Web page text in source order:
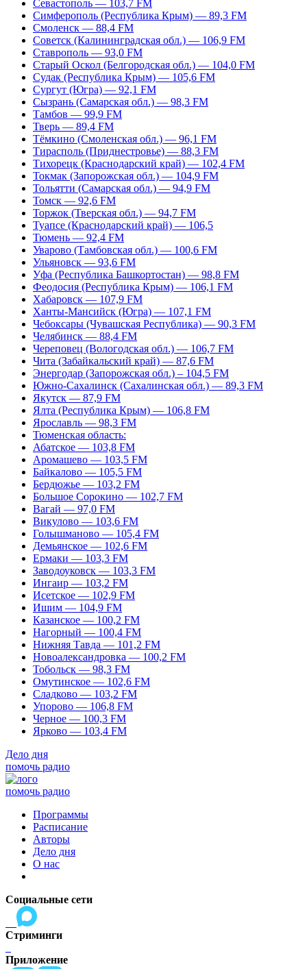
Севастополь — 103,7 FM
Симферополь (Республика Крым) — 89,3 FM
Смоленск — 88,4 FM
Советск (Калининградская обл.) — 106,9 FM
Ставрополь — 93,0 FM
Старый Оскол (Белгородская обл.) — 104,0 FM
Судак (Республика Крым) — 105,6 FM
Сургут (Югра) — 92,1 FM
Сызрань (Самарская обл.) — 98,3 FM
Тамбов — 99,9 FM
Тверь — 89,4 FM
Тёмкино (Смоленская обл.) — 96,1 FM
Тирасполь (Приднестровье) — 88,3 FM
Тихорецк (Краснодарский край) — 102,4 FM
Токмак (Запорожская обл.) — 104,9 FM
Тольятти (Самарская обл.) — 94,9 FM
Томск — 92,6 FM
Торжок (Тверская обл.) — 94,7 FM
Туапсе (Краснодарский край) — 106,5
Тюмень — 92,4 FM
Уварово (Тамбовская обл.) — 100,6 FM
Ульяновск — 93,6 FM
Уфа (Республика Башкортостан) — 98,8 FM
Феодосия (Республика Крым) — 106,1 FM
Хабаровск — 107,9 FM
Ханты-Мансийск (Югра) — 107,1 FM
Чебоксары (Чувашская Республика) — 90,3 FM
Челябинск — 88,4 FM
Череповец (Вологодская обл.) — 106,7 FM
Чита (Забайкальский край) — 87,6 FM
Энергодар (Запорожская обл.) – 104,5 FM
Южно-Сахалинск (Сахалинская обл.) — 89,3 FM
Якутск — 87,9 FM
Ялта (Республика Крым) — 106,8 FM
Ярославль — 98,3 FM
Тюменская область:
Абатское — 103,8 FM
Аромашево — 103,5 FM
Байкалово — 105,5 FM
Бердюжье — 103,2 FM
Большое Сорокино — 102,7 FM
Вагай — 97,0 FM
Викулово — 103,6 FM
Голышманово — 105,4 FM
Демьянское — 102,6 FM
Ермаки — 103,3 FM
Заводоуковск — 103,3 FM
Ингаир — 103,2 FM
Исетское — 102,9 FM
Ишим — 104,9 FM
Казанское — 100,2 FM
Нагорный — 100,4 FM
Нижняя Тавда — 101,2 FM
Новоалександровка — 100,2 FM
Тобольск — 98,3 FM
Омутинское — 102,6 FM
Сладково — 103,2 FM
Упорово — 106,8 FM
Черное — 100,3 FM
Ярково — 103,4 FM
Дело дня
помочь радио
помочь радио
Программы
Расписание
Авторы
Дело дня
О нас
Социальные сети
Стриминги
Приложение